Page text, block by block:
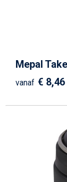
Mepal
vanaf € 8,46